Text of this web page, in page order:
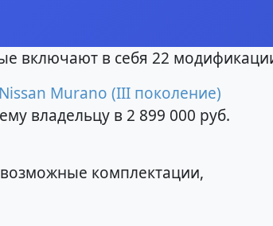
включают в себя 22
Nissan Murano (III поколение)
владельцу в 2 899 000 руб.
комплектации,